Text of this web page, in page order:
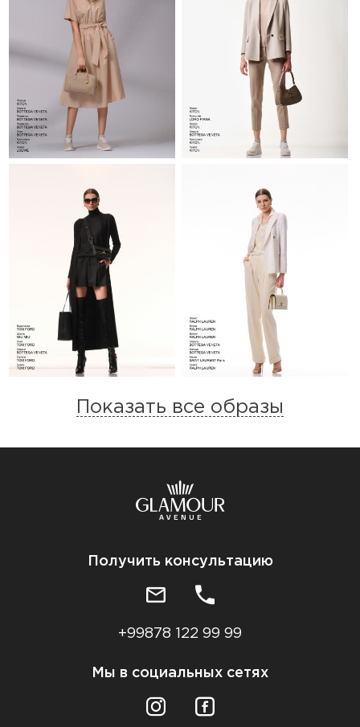
Показать все образы
Получить консультацию
+99878 122 99 99
Мы в социальных сетях